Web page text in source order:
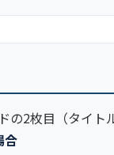
2枚目（タイト
合